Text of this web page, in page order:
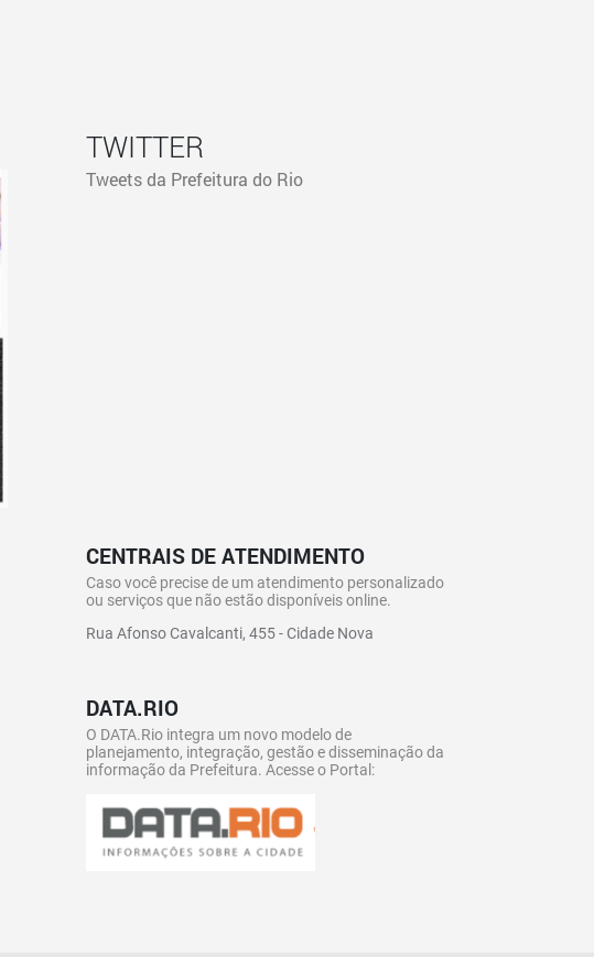
TWITTER
Tweets da Prefeitura do Rio
CENTRAIS DE ATENDIMENTO
Caso você precise de um atendimento personalizado
ou serviços que não estão disponíveis online.
Rua Afonso Cavalcanti, 455 - Cidade Nova
DATA.RIO
O DATA.Rio integra um novo modelo de
planejamento, integração, gestão e disseminação da
informação da Prefeitura. Acesse o Portal: